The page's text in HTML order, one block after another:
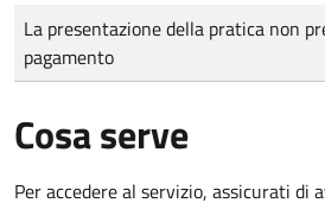
Tipo di pagamento
Importo
La presentazione della pratica non
pagamento
Cosa serve
Per accedere al servizio, assicurati di